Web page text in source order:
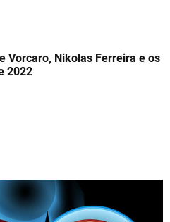
Vorcaro, Nikolas Ferreira e os
2022